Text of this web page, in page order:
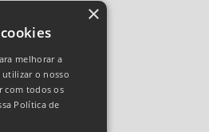
×
melhorar a
o nosso
com todos os
Política de